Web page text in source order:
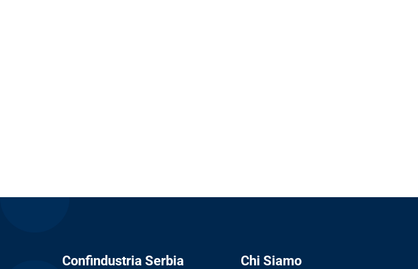
Confindustria Serbia Chi Siamo